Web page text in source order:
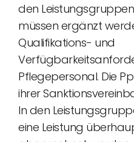
den
müssen ergänzt
Qualifikations- und
Pflegepersonal. Die
ihrer
In den
eine Leistung